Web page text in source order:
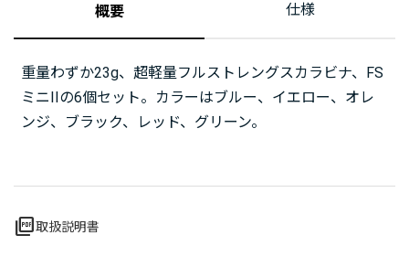
概要 仕様
重量わずか23g、超軽量フルストレングスカラビナ、FS
ミニIIの6個セット。カラーはブルー、イエロー、オレ
ンジ、ブラック、レッド、グリーン。
picture_as_pdf取扱説明書